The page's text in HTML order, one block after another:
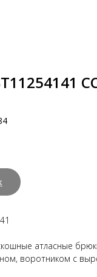
атласные
воротником с